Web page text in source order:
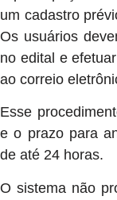
um cadastro
Os usuários
no edital e
ao correio
Esse
e o prazo para
de até 24 horas.
O sistema não